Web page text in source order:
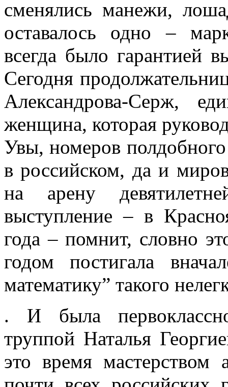
сменялись манежи,
оставалось одно –
всегда было гарантией
Сегодня
Александрова-Серж,
женщина, которая
Увы, номеров
в российском, да и
на арену
выступление – в
года – помнит, словно
годом постигала
математику” такого
. И была
труппой Наталья
это время мастерством